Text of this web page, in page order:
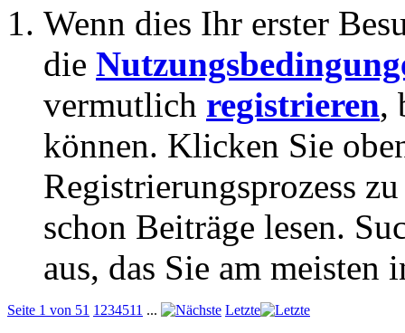
Wenn dies Ihr erster
die
vermutlich registrieren,
können. Klicken Sie
Registrierungsprozess
schon Beiträge lesen.
aus, das Sie am meisten
Seite 1 von 51 1 234511 ... Letzte